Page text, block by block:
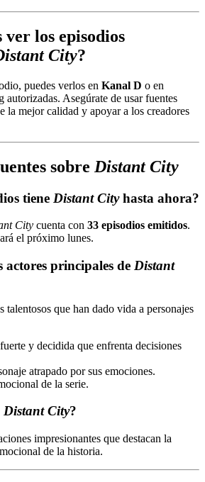
ver los episodios
City?
puedes verlos en Kanal D o en
autorizadas. Asegúrate de usar fuentes
la mejor calidad y apoyar a los creadores
sobre Distant City
tiene Distant Cityhasta ahora?
City cuenta con 33 episodios emitidos.
el próximo lunes.
actores principales de Distant
talentosos que han dado vida a personajes
y decidida que enfrenta decisiones
atrapado por sus emociones.
de la serie.
Distant City?
impresionantes que destacan la
de la historia.